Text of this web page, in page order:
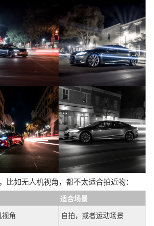
如无人机视角，都不太适合拍近物：
适合场景
视角 自拍，或者运动场景